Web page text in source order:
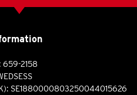
659-2158
SE1880000803250044015626